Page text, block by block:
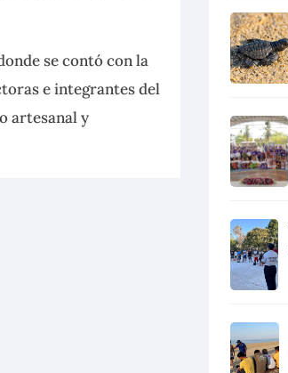
se contó con la
e integrantes del
artesanal y